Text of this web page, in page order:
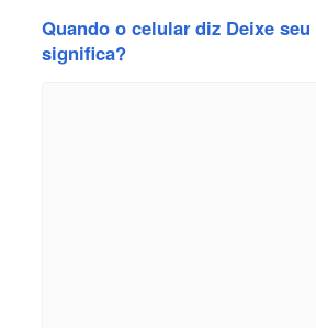
Quando o celular diz Deixe
significa?